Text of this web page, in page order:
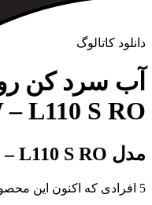
دانلود کاتالوگ
آب سرد کن
L110 S RO
مدل HJW – L110 S RO
5 افرادی که اکنون این